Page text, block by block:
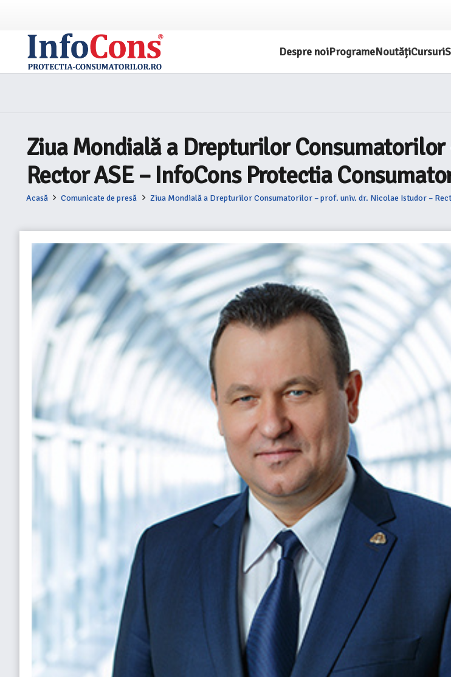
Despre noiProgrameNoutățiCursuri
Ziua Mondială a Drepturilor
Rector ASE – InfoCons Protectia
Acasă Comunicate de presă Ziua Mondială a Drepturilor Consumatorilor – prof. univ. dr. Nicolae Istudor –